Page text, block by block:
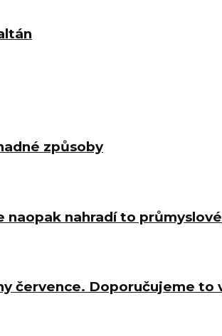
způsoby
naopak nahradí to průmyslové
července. Doporučujeme to